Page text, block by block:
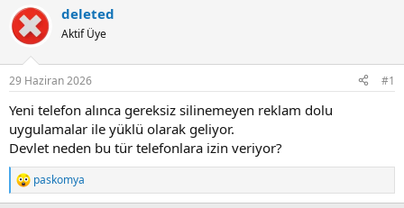
n
u
y
u
b
a
ş
a
t
a
n
ş
a
a
t
a
h
i
deleted
Aktif Üye
29 Haziran 2026 #1
Yeni telefon alınca gereksiz silinemeyen reklam dolu
uygulamalar ile yüklü olarak geliyor.
Devlet neden bu tür telefonlara izin veriyor?
R
e
paskomya